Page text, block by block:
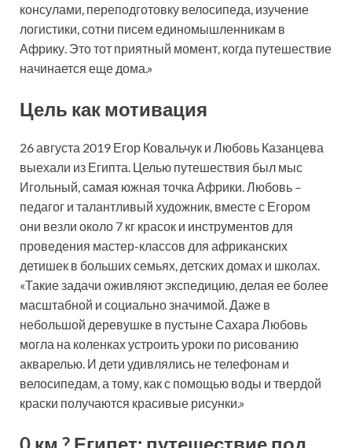
консулами, переподготовку велосипеда, изучение
логистики, сотни писем единомышленникам в
Африку. Это тот приятный момент, когда путешествие
начинается еще дома.»
Цель как мотивация
26 августа 2019 Егор Ковальчук и Любовь Казанцева
выехали из Египта. Целью путешествия был мыс
Игольный, самая южная точка Африки. Любовь –
педагог и талантливый художник, вместе с Егором
они везли около 7 кг красок и инструментов для
проведения мастер-классов для африканских
детишек в больших семьях, детских домах и школах.
«Такие задачи оживляют экспедицию, делая ее более
масштабной и социально значимой. Даже в
небольшой деревушке в пустыне Сахара Любовь
могла на коленках устроить уроки по рисованию
акварелью. И дети удивлялись не телефонам и
велосипедам, а тому, как с помощью воды и твердой
краски получаются красивые рисунки.»